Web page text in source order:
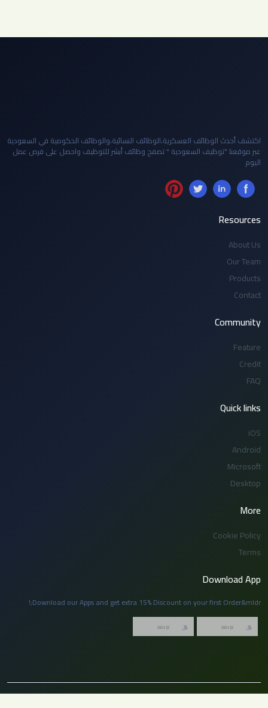
اكتشف أحدث الوظائف العسكرية،الوظائف النسائية،والوظائف الحكومية في السعودية
عبر موقعنا "توظيف السعودية " تصفح وظائف أبشر للتوظيف واحصل على فرص عمل
اليوم
Resources
About Us
Our Team
Products
Contact
Community
Feature
Credit
FAQ
Quick links
iOS
Android
Microsoft
Desktop
More
Cookie Policy
Terms
Download App
Download our Apps and get extra 15% Discount on your first Order&mldr;!